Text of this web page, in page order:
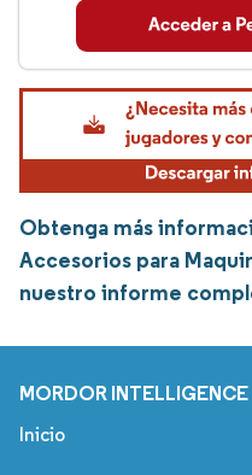
Obtenga más
Accesorios para
nuestro informe
MORDOR INTELLIGENCE
Inicio